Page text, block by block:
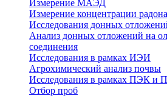
Измерение МАЭД
Измерение концентрации
Исследования донных
Анализ донных отложений на
соединения
Исследования в рамках ИЭИ
Агрохимический анализ почвы
Исследования в рамках ПЭК и
Отбор проб